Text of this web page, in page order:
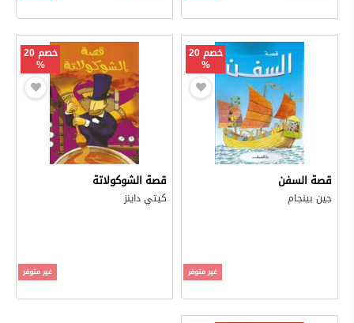
خصم 20
%
قصة السفن
جين بينجام
غير متوفر
خصم 20
%
قصة الشوكولاتة
كيتي داينز
غير متوفر